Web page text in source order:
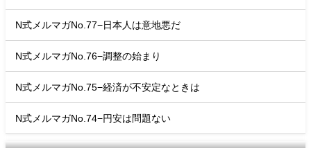
N式メルマガNo.77−日本人は意地悪だ
N式メルマガNo.76−調整の始まり
N式メルマガNo.75−経済が不安定なときは
N式メルマガNo.74−円安は問題ない